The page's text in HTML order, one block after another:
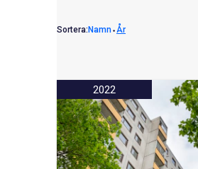
Sortera: Namn⬩År
2022